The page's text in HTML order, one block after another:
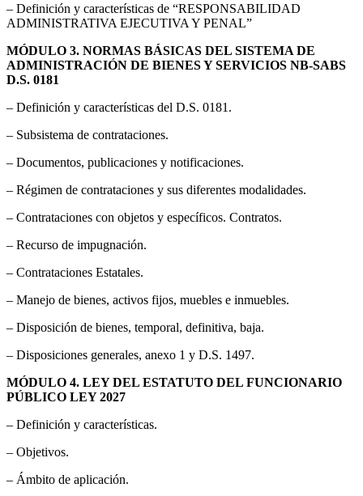
– Definición y características de “RESPONSABILIDAD
ADMINISTRATIVA EJECUTIVA Y PENAL”
MÓDULO 3. NORMAS BÁSICAS DEL SISTEMA DE
ADMINISTRACIÓN DE BIENES Y SERVICIOS NB-SABS
D.S. 0181
– Definición y características del D.S. 0181.
– Subsistema de contrataciones.
– Documentos, publicaciones y notificaciones.
– Régimen de contrataciones y sus diferentes modalidades.
– Contrataciones con objetos y específicos. Contratos.
– Recurso de impugnación.
– Contrataciones Estatales.
– Manejo de bienes, activos fijos, muebles e inmuebles.
– Disposición de bienes, temporal, definitiva, baja.
– Disposiciones generales, anexo 1 y D.S. 1497.
MÓDULO 4. LEY DEL ESTATUTO DEL FUNCIONARIO
PÚBLICO LEY 2027
– Definición y características.
– Objetivos.
– Ámbito de aplicación.